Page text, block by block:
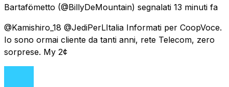
Bartafömetto (@BillyDeMountain) segnalati 13 minuti fa
@Kamishiro_18 @JediPerLItalia Informati per CoopVoce.
Io sono ormai cliente da tanti anni, rete Telecom, zero
sorprese. My 2¢